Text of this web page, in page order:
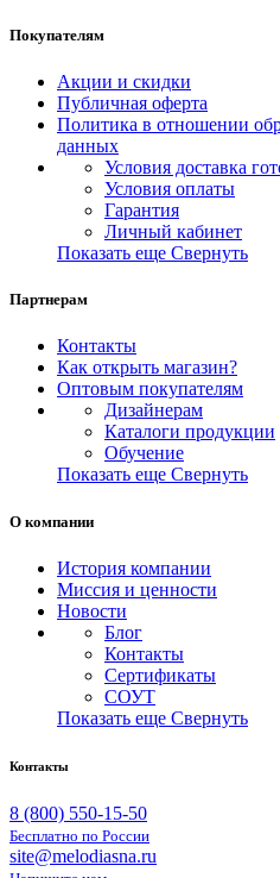
Покупателям
Акции и скидки
Публичная оферта
Политика в отношении
данных
Условия доставка
Условия оплаты
Гарантия
Личный кабинет
Показать еще Свернуть
Партнерам
Контакты
Как открыть магазин?
Оптовым покупателям
Дизайнерам
Каталоги продукции
Обучение
Показать еще Свернуть
О компании
История компании
Миссия и ценности
Новости
Блог
Контакты
Сертификаты
СОУТ
Показать еще Свернуть
Контакты
8 (800) 550-15-50
Бесплатно по России
site@melodiasna.ru